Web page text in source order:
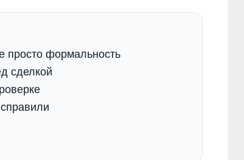
просто формальность
сделкой